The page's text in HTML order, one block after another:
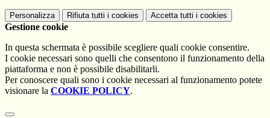
Personalizza Rifiuta tutti i cookies Accetta tutti i cookies
Gestione cookie
In questa schermata è possibile scegliere quali cookie consentire.
I cookie necessari sono quelli che consentono il funzionamento della
piattaforma e non è possibile disabilitarli.
Per conoscere quali sono i cookie necessari al funzionamento potete
visionare la COOKIE POLICY.